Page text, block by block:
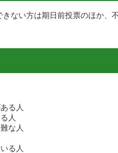
ない方は期日前投票のほか、
る人
人
な人
る人